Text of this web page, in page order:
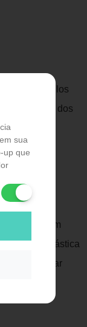
sua
up que
dos glóbulos
nervoso e dos
coração e
estão com
megaloblástica
apresentar
à cirurgia